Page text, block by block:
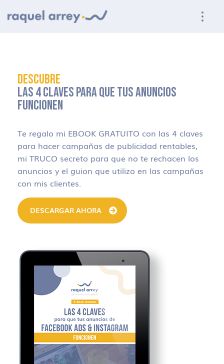
DESCUBRE
LAS 4 CLAVES PARA QUE TUS ANUNCIOS
FUNCIONEN
Te regalo mi EBOOK GRATUITO con las 4 claves
para hacer campañas de publicidad rentables,
mi TRUCO secreto para que no te rechacen los
anuncios y el guion que utilizo en las campañas
con mis clientes.
DESCARGAR AHORA